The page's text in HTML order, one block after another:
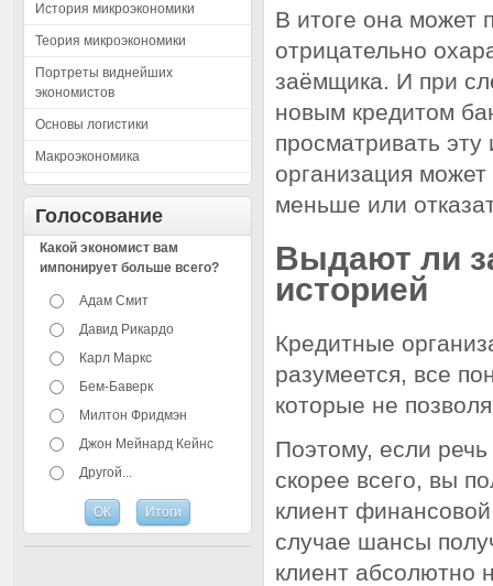
История микроэкономики
Теория микроэкономики
Портреты виднейших
экономистов
Основы логистики
Макроэкономика
Голосование
Какой экономист вам
импонирует больше всего?
Адам Смит
Давид Рикардо
Карл Маркс
Бем-Баверк
Милтон Фридмэн
Джон Мейнард Кейнс
Другой...
В итоге она может
отрицательно
заёмщика. И при
новым кредитом
просматривать
организация
меньше или
Выдают ли
историей
Кредитные
разумеется, все
которые не
Поэтому, если
скорее всего, вы
клиент
случае шансы
клиент абсолютно